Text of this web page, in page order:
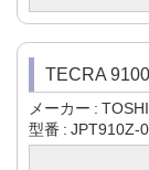
TECRA
メーカー
型番
JPT910Z-